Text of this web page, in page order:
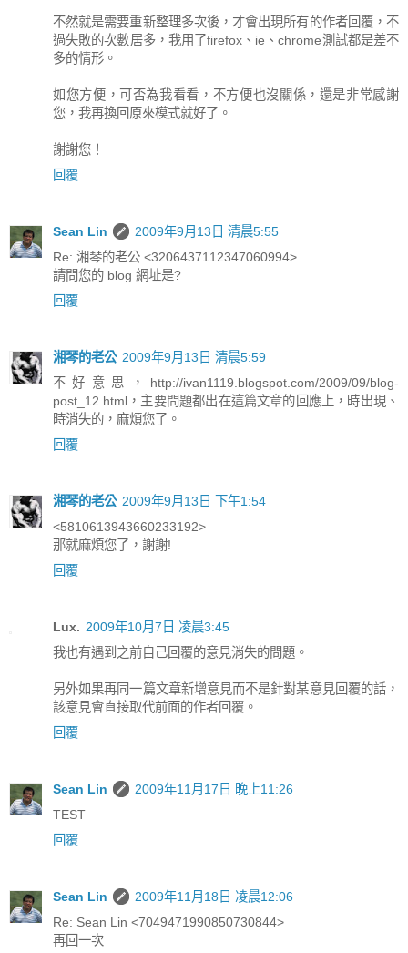
不然就是需要重新整理多次後，才會出現所有的作者回覆，不
過失敗的次數居多，我用了firefox、ie、chrome測試都是差不
多的情形。
如您方便，可否為我看看，不方便也沒關係，還是非常感謝
您，我再換回原來模式就好了。
謝謝您！
回覆
Sean Lin
2009年9月13日 清晨5:55
Re: 湘琴的老公 <3206437112347060994>
請問您的 blog 網址是?
回覆
湘琴的老公 2009年9月13日 清晨5:59
不好意思，http://ivan1119.blogspot.com/2009/09/blog-
post_12.html，主要問題都出在這篇文章的回應上，時出現、
時消失的，麻煩您了。
回覆
湘琴的老公 2009年9月13日 下午1:54
<5810613943660233192>
那就麻煩您了，謝謝!
回覆
Lux. 2009年10月7日 凌晨3:45
我也有遇到之前自己回覆的意見消失的問題。
另外如果再同一篇文章新增意見而不是針對某意見回覆的話，
該意見會直接取代前面的作者回覆。
回覆
Sean Lin
2009年11月17日 晚上11:26
TEST
回覆
Sean Lin
2009年11月18日 凌晨12:06
Re: Sean Lin <7049471990850730844>
再回一次